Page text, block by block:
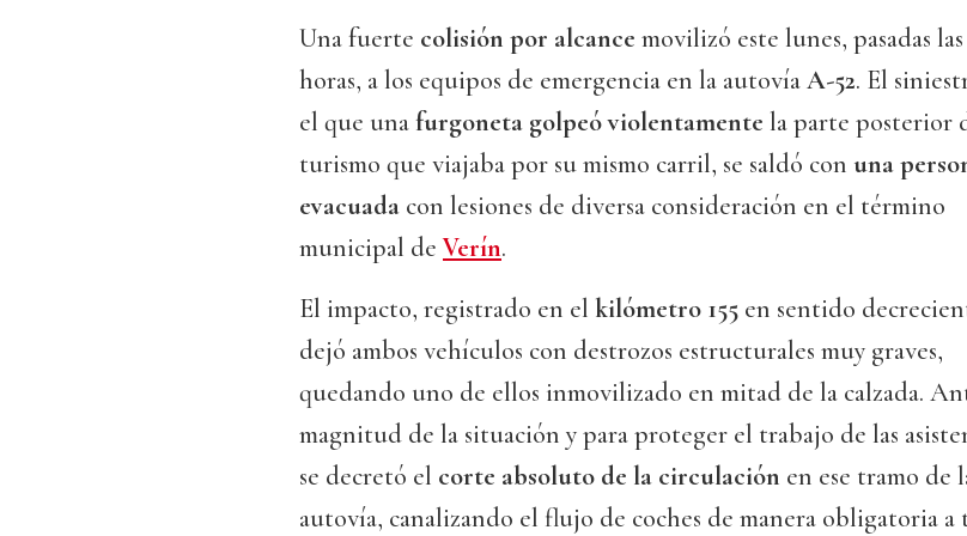
Una fuerte colisión por alcance movilizó este lunes, pasadas las
horas, a los equipos de emergencia en la autovíaA-52. El
el que unafurgoneta golpeó violentamente la parte posterior
turismo que viajaba por su mismo carril, se saldó con una
evacuada con lesiones de diversa consideración en el término
municipal deVerín.
El impacto, registrado en el kilómetro 155 en sentido
dejó ambos vehículos con destrozos estructurales muy graves,
quedando uno de ellos inmovilizado en mitad de la calzada.
magnitud de la situación y para proteger el trabajo de las
se decretó el corte absoluto de la circulación en ese tramo de
autovía, canalizando el flujo de coches de manera obligatoria a